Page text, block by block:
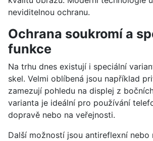
neviditelnou ochranu.
Ochrana soukromí a
funkce
Na trhu dnes existují i speciální
skel. Velmi oblíbená jsou například
zamezují pohledu na displej z
varianta je ideální pro používání
dopravě nebo na veřejnosti.
Další možností jsou antireflexní nebo